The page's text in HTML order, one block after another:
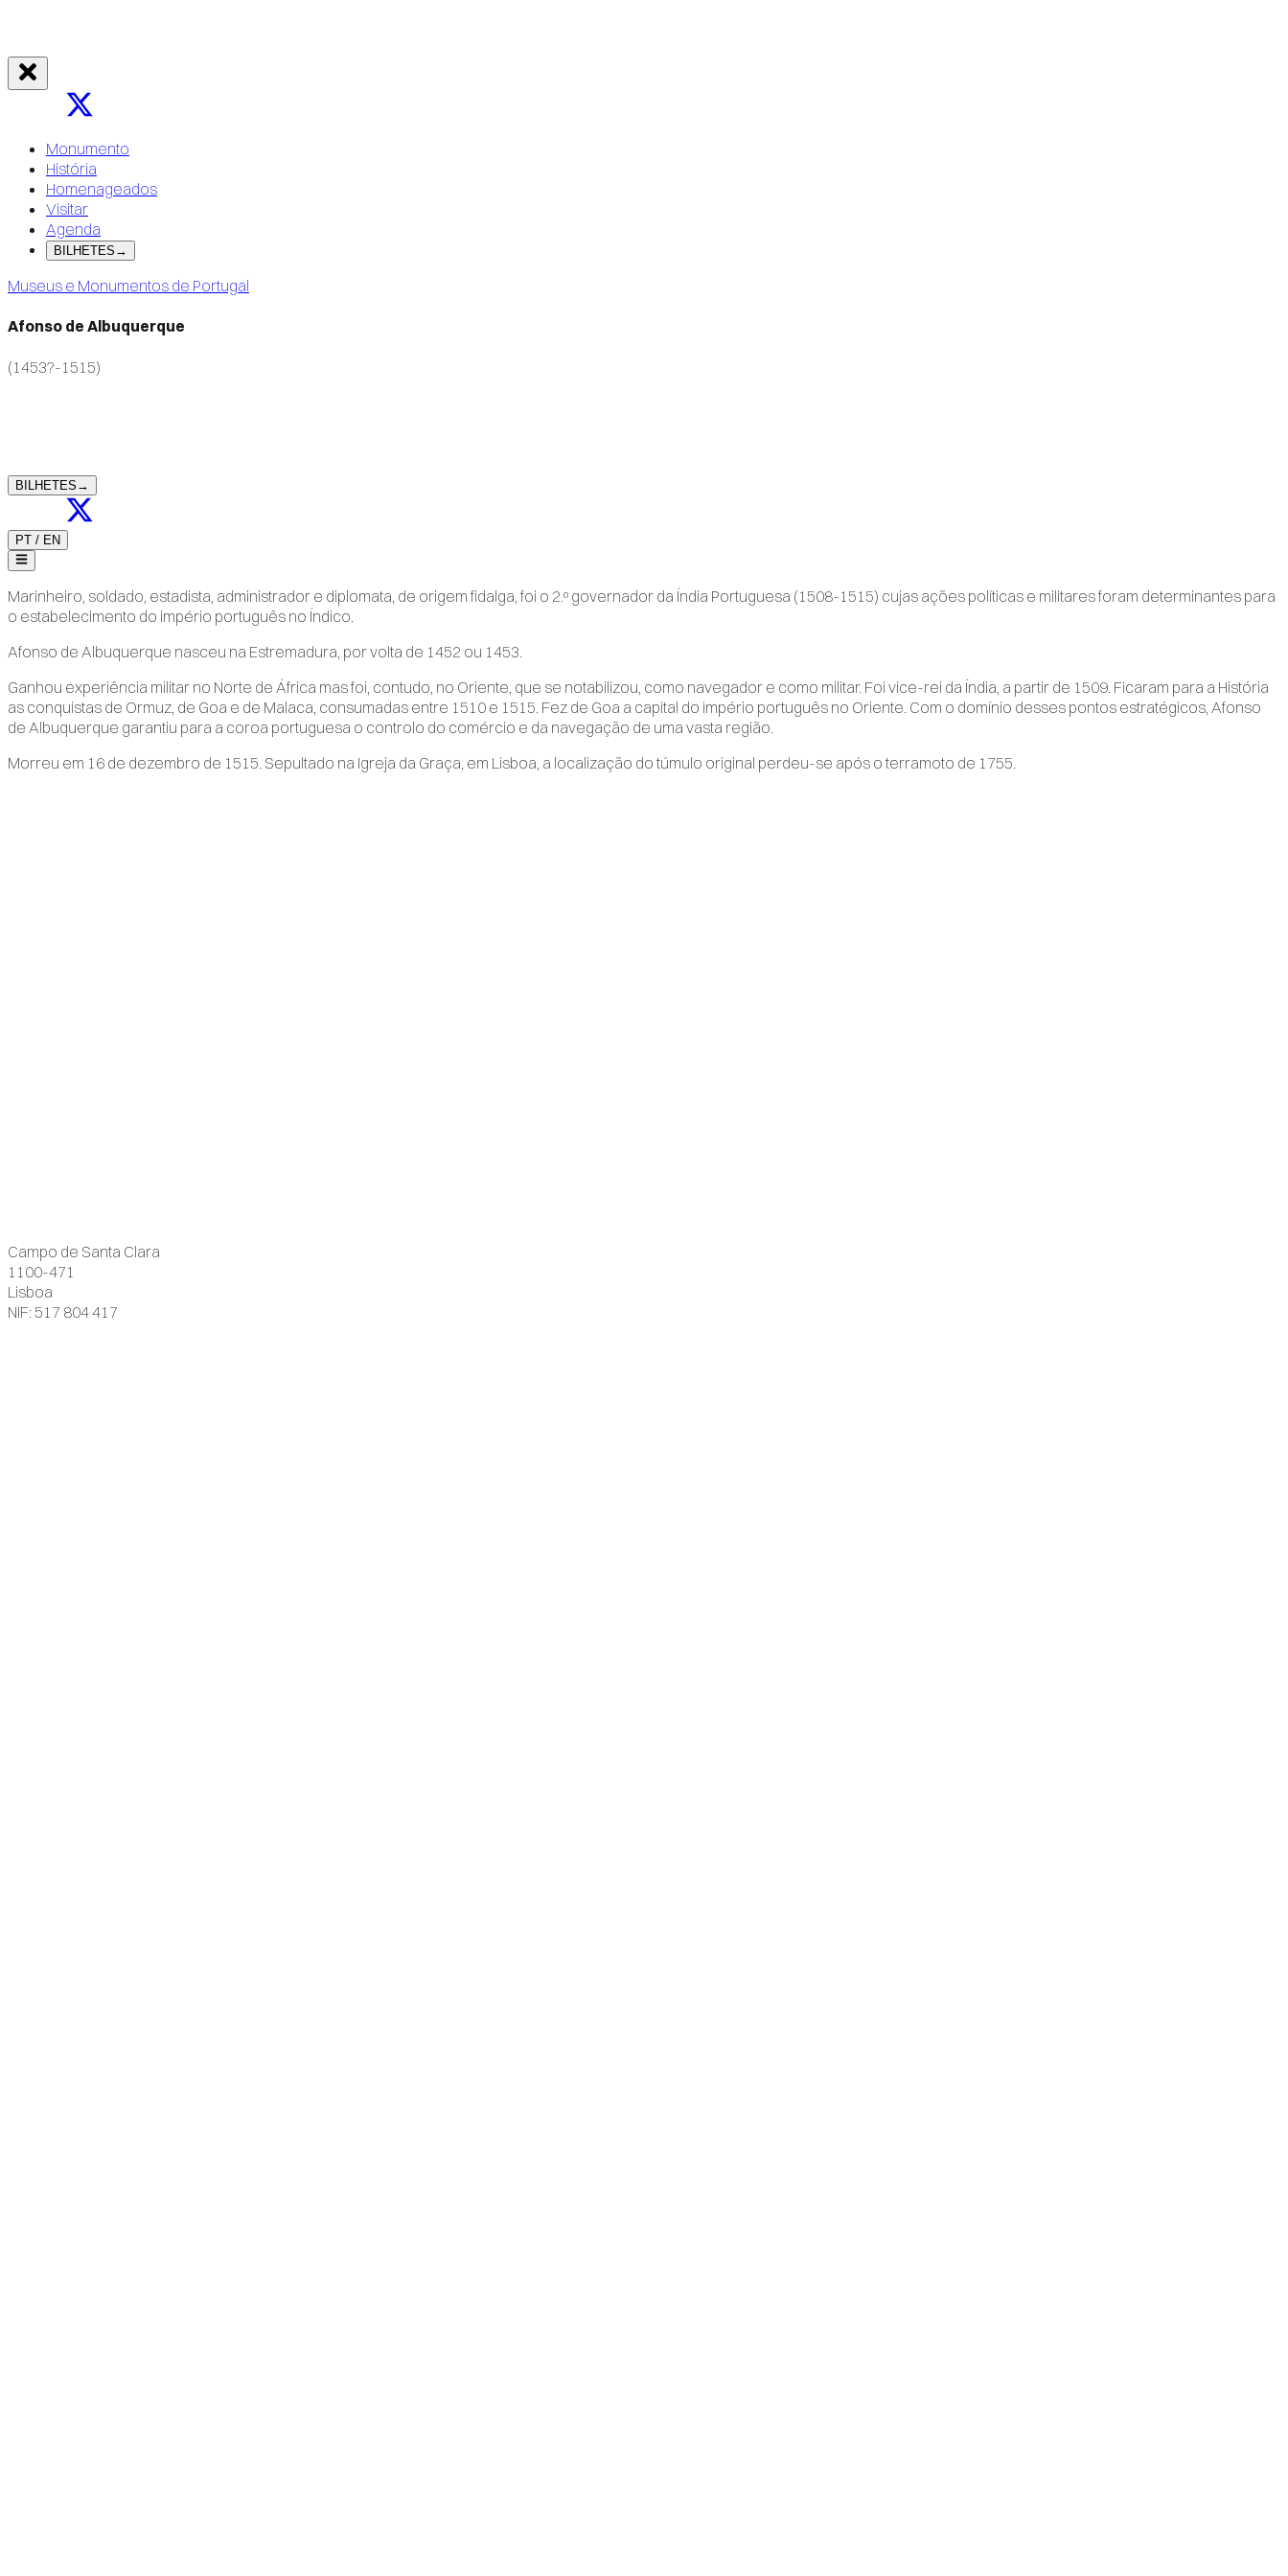
Monumento
História
Homenageados
Visitar
Agenda
BILHETES →
Museus e Monumentos de Portugal
Afonso de Albuquerque
(1453?-1515)
BILHETES →
PT / EN
Marinheiro, soldado, estadista, administrador e diplomata, de origem fidalga, foi o 2.º governador da Índia Portuguesa (1508-1515) cujas ações políticas e militares foram determinantes para
o estabelecimento do império português no Índico.
Afonso de Albuquerque nasceu na Estremadura, por volta de 1452 ou 1453.
Ganhou experiência militar no Norte de África mas foi, contudo, no Oriente, que se notabilizou, como navegador e como militar. Foi vice-rei da Índia, a partir de 1509. Ficaram para a História
as conquistas de Ormuz, de Goa e de Malaca, consumadas entre 1510 e 1515. Fez de Goa a capital do império português no Oriente. Com o domínio desses pontos estratégicos, Afonso
de Albuquerque garantiu para a coroa portuguesa o controlo do comércio e da navegação de uma vasta região.
Morreu em 16 de dezembro de 1515. Sepultado na Igreja da Graça, em Lisboa, a localização do túmulo original perdeu-se após o terramoto de 1755.
Campo de Santa Clara
1100-471
Lisboa
NIF: 517 804 417